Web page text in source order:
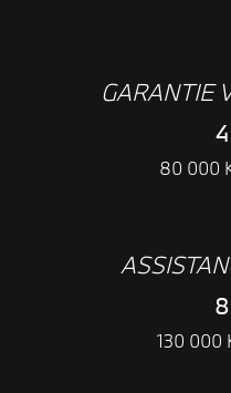
GARANTIE
80 000
130 000